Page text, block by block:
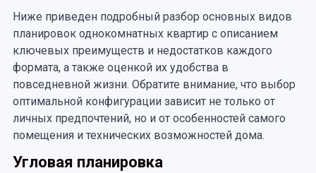
Ниже приведен подробный разбор основных видов
планировок однокомнатных квартир с описанием
ключевых преимуществ и недостатков каждого
формата, а также оценкой их удобства в
повседневной жизни. Обратите внимание, что выбор
оптимальной конфигурации зависит не только от
личных предпочтений, но и от особенностей самого
помещения и технических возможностей дома.
Угловая планировка